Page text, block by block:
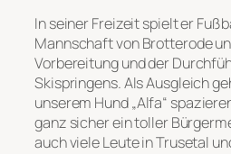
In seiner Freizeit spielt er
Mannschaft von Brotterode
Vorbereitung und der
Skispringens. Als Ausgleich
unserem Hund „Alfa“
ganz sicher ein toller
auch viele Leute in Trusetal